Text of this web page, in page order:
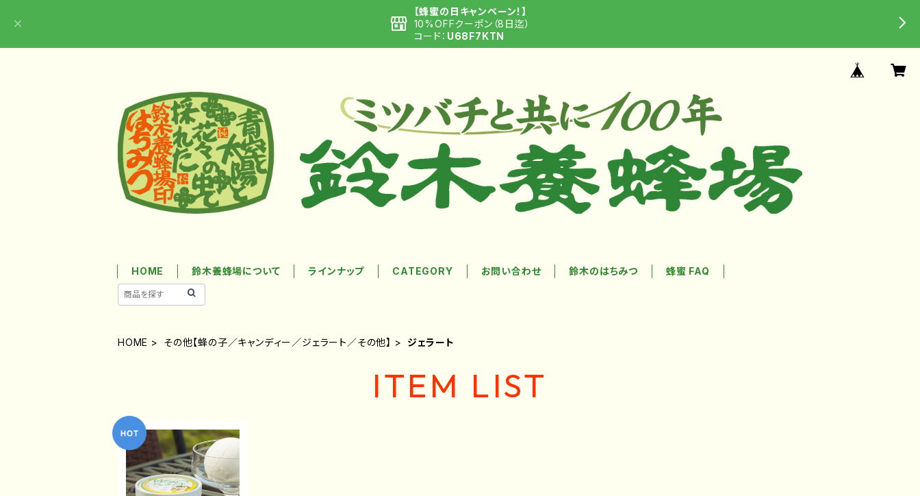
【蜂蜜の日キャンペーン！】
10%OFFクーポン（8日迄）
コード： U68F7KTN
HOME 鈴木養蜂場について ラインナップ CATEGORY お問い合わせ 鈴木のはちみつ 蜂蜜 FAQ
HOME その他【蜂の子／キャンディー／ジェラート／その他】 ジェラート
ITEM LIST